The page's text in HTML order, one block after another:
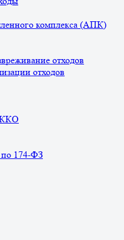
комплекса (АПК)
отходов
отходов
174-ФЗ